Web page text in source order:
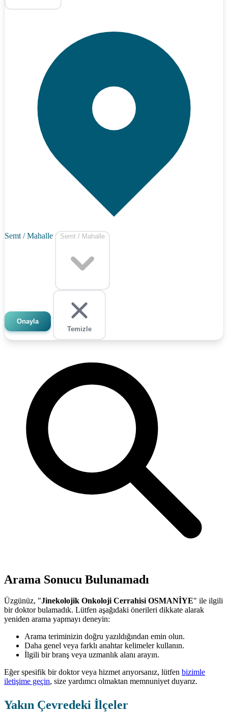
Semt / Mahalle Semt / Mahalle
Onayla
Temizle
Arama Sonucu Bulunamadı
Üzgünüz, "Jinekolojik Onkoloji Cerrahisi OSMANİYE" ile ilgili
bir doktor bulamadık. Lütfen aşağıdaki önerileri dikkate alarak
yeniden arama yapmayı deneyin:
Arama teriminizin doğru yazıldığından emin olun.
Daha genel veya farklı anahtar kelimeler kullanın.
İlgili bir branş veya uzmanlık alanı arayın.
Eğer spesifik bir doktor veya hizmet arıyorsanız, lütfen bizimle
iletişime geçin, size yardımcı olmaktan memnuniyet duyarız.
Yakın Çevredeki İlçeler